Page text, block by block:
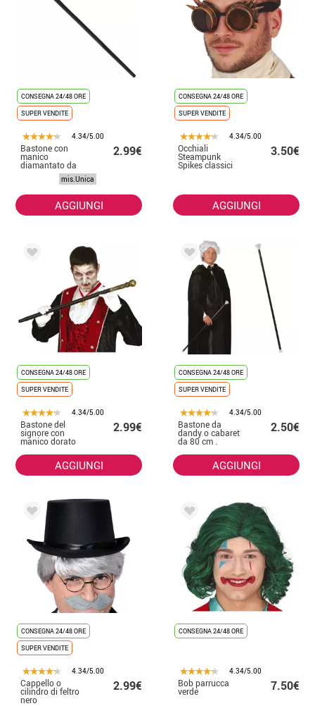
CONSEGNA 24/48 ORE
SUPER VENDITE
4.34/5.00
Bastone con
manico
diamantato da
2.99€
mis.Unica
AGGIUNGI
CONSEGNA 24/48 ORE
SUPER VENDITE
4.34/5.00
Occhiali
Steampunk
Spikes classici
per adulti
3.50€
AGGIUNGI
CONSEGNA 24/48 ORE
SUPER VENDITE
4.34/5.00
Bastone del
signore con
manico dorato
2.99€
AGGIUNGI
CONSEGNA 24/48 ORE
SUPER VENDITE
4.34/5.00
Bastone da
dandy o cabaret
da 80 cm .
2.50€
AGGIUNGI
CONSEGNA 24/48 ORE
SUPER VENDITE
4.34/5.00
Cappello o
cilindro di feltro
nero
2.99€
CONSEGNA 24/48 ORE
4.34/5.00
Bob parrucca
verde 7.50€